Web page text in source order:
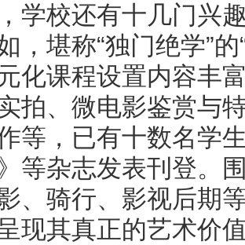
学校还有十几门兴
，堪称“独门绝学”
化课程设置内容丰
拍、微电影鉴赏与
等，已有十数名学
等杂志发表刊登。
、骑行、影视后期
现其真正的艺术价